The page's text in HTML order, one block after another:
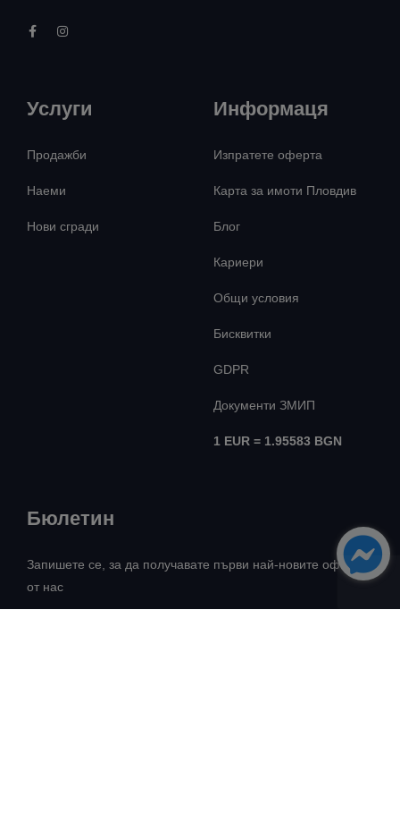
Услуги
Продажби
Наеми
Нови сгради
Информаця
Изпратете оферта
Карта за имоти Пловдив
Блог
Кариери
Общи условия
Бисквитки
GDPR
Документи ЗМИП
1 EUR = 1.95583 BGN
Бюлетин
Запишете се, за да получавате първи най-новите оферти
от нас